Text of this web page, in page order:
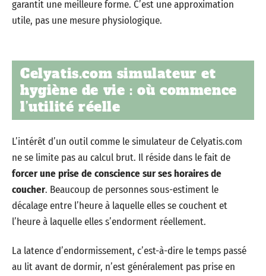
garantit une meilleure forme. C’est une approximation
utile, pas une mesure physiologique.
Celyatis.com simulateur et
hygiène de vie : où commence
l’utilité réelle
L’intérêt d’un outil comme le simulateur de Celyatis.com
ne se limite pas au calcul brut. Il réside dans le fait de
forcer une prise de conscience sur ses horaires de
coucher. Beaucoup de personnes sous-estiment le
décalage entre l’heure à laquelle elles se couchent et
l’heure à laquelle elles s’endorment réellement.
La latence d’endormissement, c’est-à-dire le temps passé
au lit avant de dormir, n’est généralement pas prise en